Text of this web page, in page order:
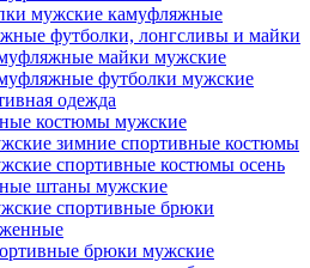
мужские камуфляжные
футболки, лонгсливы и майки
майки мужские
футболки мужские
одежда
костюмы мужские
зимние спортивные костюмы
спортивные костюмы осень
штаны мужские
спортивные брюки
брюки мужские